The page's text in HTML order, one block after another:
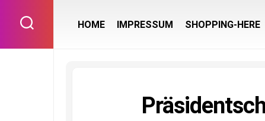
content
HOME IMPRESSUM SHOPPING-HERE